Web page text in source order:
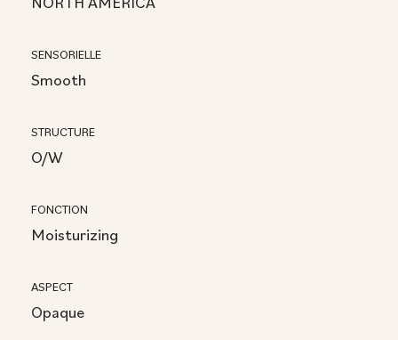
SENSORIELLE
Smooth
STRUCTURE
O/W
FONCTION
Moisturizing
ASPECT
Opaque